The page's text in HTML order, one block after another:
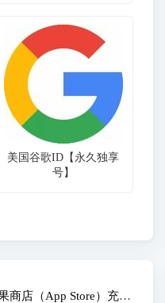
美国谷歌ID【永久独享
号】
商店（App Store）充